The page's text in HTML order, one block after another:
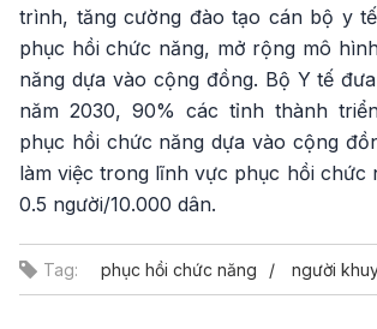
trình, tăng cường đào tạo cán bộ y
phục hồi chức năng, mở rộng mô
năng dựa vào cộng đồng. Bộ Y tế
năm 2030, 90% các tỉnh thành
phục hồi chức năng dựa vào cộng
làm việc trong lĩnh vực phục hồi chức
0.5 người/10.000 dân.
Tag: phục hồi chức năng người